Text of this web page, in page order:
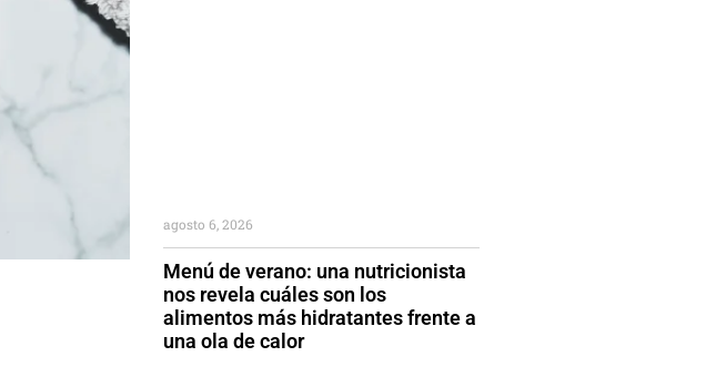
Menú de verano: una nutricionista
nos revela cuáles son los
alimentos más hidratantes frente a
una ola de calor
agosto 6, 2026